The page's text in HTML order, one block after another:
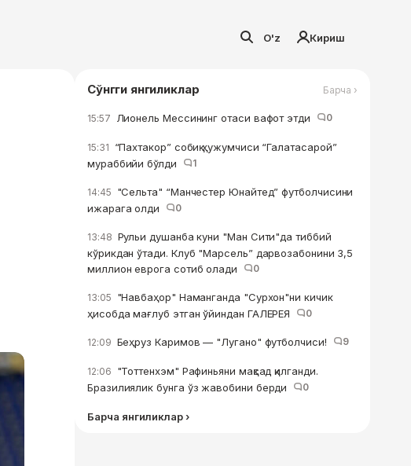
O'z Кириш
Сўнгги янгиликлар Барча ›
15:57 Лионель Мессининг отаси вафот этди 0
15:31 “Пахтакор” собиқ ҳужумчиси “Галатасарой”
мураббийи бўлди
1
14:45 "Сельта" “Манчестер Юнайтед” футболчисини
ижарага олди
0
13:48 Рульи душанба куни "Ман Сити"да тиббий
кўрикдан ўтади. Клуб "Марсель” дарвозабонини 3,5
миллион еврога сотиб олади
0
13:05 "Навбаҳор" Наманганда "Сурхон"ни кичик
ҳисобда мағлуб этган ўйиндан ГАЛЕРЕЯ
0
12:09 Беҳруз Каримов — "Лугано" футболчиси! 9
12:06 "Тоттенхэм" Рафиньяни мақсад қилганди.
Бразилиялик бунга ўз жавобини берди
0
Барча янгиликлар ›